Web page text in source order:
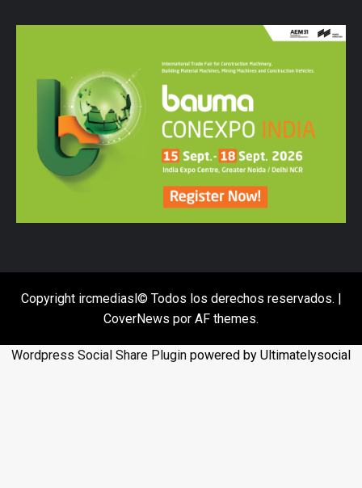
Copyright ircmediasl© Todos los derechos reservados. |
CoverNews por AF themes.
Wordpress Social Share Plugin powered by Ultimatelysocial